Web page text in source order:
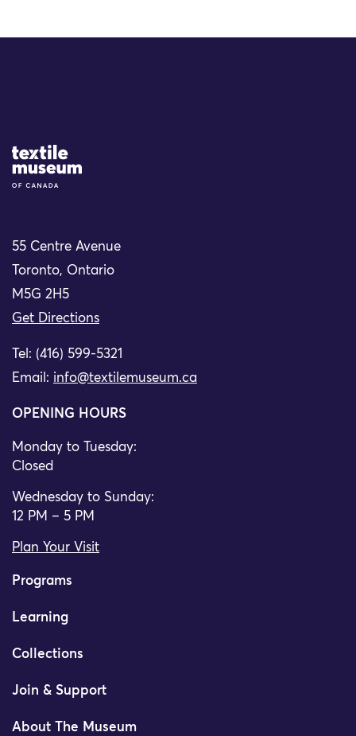
Site Logo
55 Centre Avenue
Toronto, Ontario
M5G 2H5
Get Directions
Tel: (416) 599-5321
Email: info@textilemuseum.ca
OPENING HOURS
Monday to Tuesday:
Closed
Wednesday to Sunday:
12 PM – 5 PM
Plan Your Visit
Programs
Learning
Collections
Join & Support
About The Museum